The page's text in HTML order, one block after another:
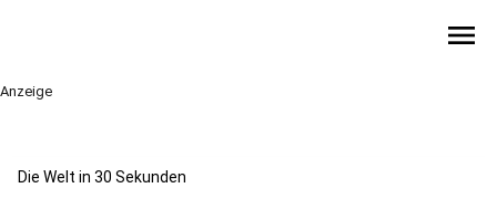
menu
Anzeige
Die Welt in 30 Sekunden